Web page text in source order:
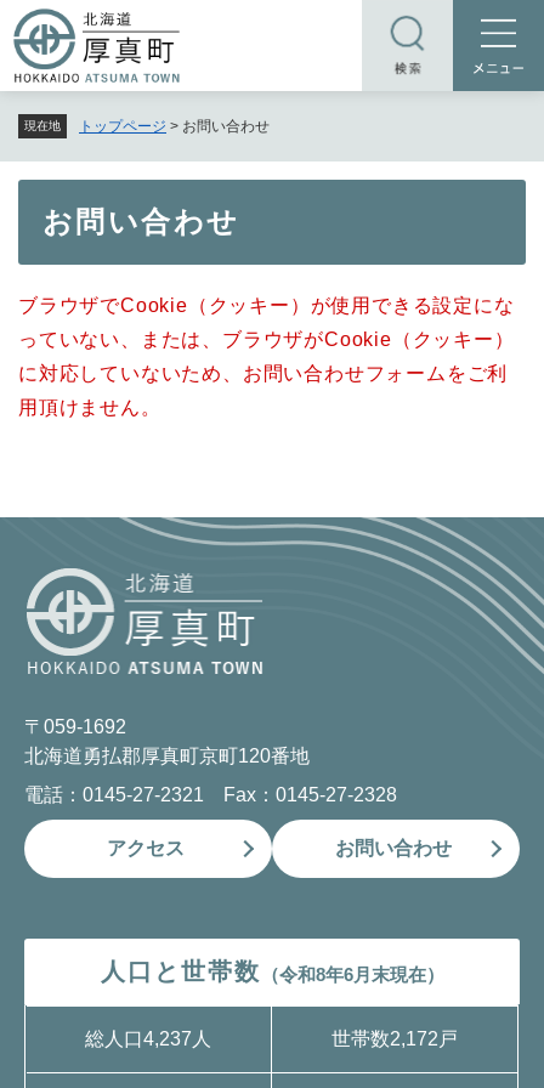
ー
ジ
頭
で
現在地 トップページ > お問い合わせ
お問い合わせ
ブラウザでCookie（クッキー）が使用できる設定にな
っていない、または、ブラウザがCookie（クッキー）
に対応していないため、お問い合わせフォームをご利
用頂けません。
〒059-1692
北海道勇払郡厚真町京町120番地
電話：0145-27-2321 Fax：0145-27-2328
アクセス お問い合わせ
人口と世帯数 （令和8年6月末現在）
総人口4,237人 世帯数2,172戸